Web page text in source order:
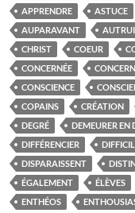
APPRENDRE
ASTUCE
AUPARAVANT
AUTRUI
CHRIST
COEUR
CONCERNÉE
CONSCIENCE
COPAINS
CRÉATION
DEGRÉ
DEMEURER EN
DIFFÉRENCIER
DISPARAISSENT
ÉGALEMENT
ÉLÈVES
ENTHÉOS